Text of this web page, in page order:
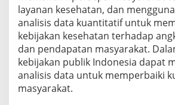
layanan kesehatan, dan
analisis data kuantitatif untuk
kebijakan kesehatan terhadap
dan pendapatan masyarakat.
kebijakan publik Indonesia dapat
analisis data untuk memperbaiki
masyarakat.